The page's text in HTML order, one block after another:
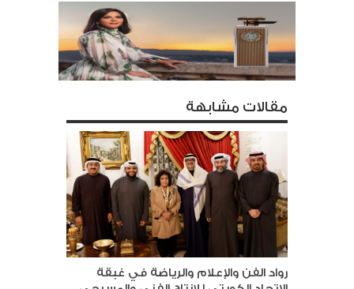
مقالات مشابهة
رواد الفن والإعلام والرياضة في غبقة